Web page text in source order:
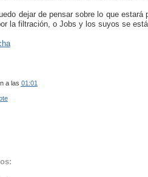
dejar de pensar sobre lo que
la filtración, o Jobs y los suyos se
a las 01:01